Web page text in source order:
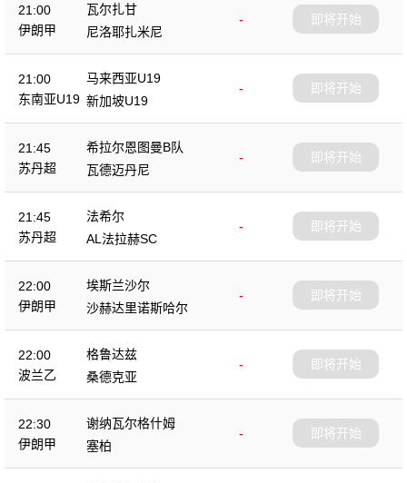
21:00
伊朗甲
瓦尔扎甘
-
尼洛耶扎米尼
即将开始
21:00
东南亚U19
马来西亚U19
-
新加坡U19
即将开始
21:45
苏丹超
希拉尔恩图曼B队
-
瓦德迈丹尼
即将开始
21:45
苏丹超
法希尔
-
AL法拉赫SC
即将开始
22:00
伊朗甲
埃斯兰沙尔
-
沙赫达里诺斯哈尔
即将开始
22:00
波兰乙
格鲁达兹
-
桑德克亚
即将开始
22:30
伊朗甲
谢纳瓦尔格什姆
-
塞柏
即将开始